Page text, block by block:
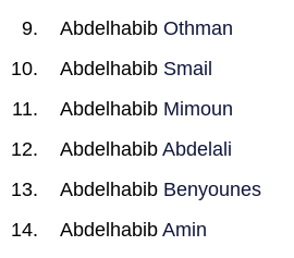
Abdelhabib Othman
Abdelhabib Smail
Abdelhabib Mimoun
Abdelhabib Abdelali
Abdelhabib Benyounes
Abdelhabib Amin